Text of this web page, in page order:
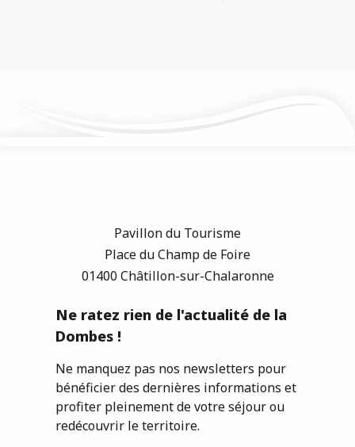
Pavillon du Tourisme
Place du Champ de Foire
01400 Châtillon-sur-Chalaronne
Ne ratez rien de l'actualité de la
Dombes !
Ne manquez pas nos newsletters pour
bénéficier des dernières informations et
profiter pleinement de votre séjour ou
redécouvrir le territoire.